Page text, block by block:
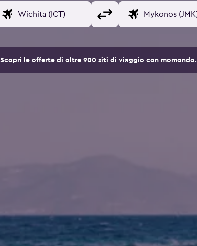
Scopri le offerte di oltre 900 siti di viaggio con momondo.